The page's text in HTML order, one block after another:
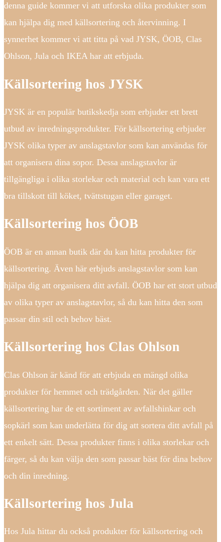
denna guide kommer vi att utforska olika produkter som
kan hjälpa dig med källsortering och återvinning. I
synnerhet kommer vi att titta på vad JYSK, ÖOB, Clas
Ohlson, Jula och IKEA har att erbjuda.
Källsortering hos JYSK
JYSK är en populär butikskedja som erbjuder ett brett
utbud av inredningsprodukter. För källsortering erbjuder
JYSK olika typer av anslagstavlor som kan användas för
att organisera dina sopor. Dessa anslagstavlor är
tillgängliga i olika storlekar och material och kan vara ett
bra tillskott till köket, tvättstugan eller garaget.
Källsortering hos ÖOB
ÖOB är en annan butik där du kan hitta produkter för
källsortering. Även här erbjuds anslagstavlor som kan
hjälpa dig att organisera ditt avfall. ÖOB har ett stort utbud
av olika typer av anslagstavlor, så du kan hitta den som
passar din stil och behov bäst.
Källsortering hos Clas Ohlson
Clas Ohlson är känd för att erbjuda en mängd olika
produkter för hemmet och trädgården. När det gäller
källsortering har de ett sortiment av avfallshinkar och
sopkärl som kan underlätta för dig att sortera ditt avfall på
ett enkelt sätt. Dessa produkter finns i olika storlekar och
färger, så du kan välja den som passar bäst för dina behov
och din inredning.
Källsortering hos Jula
Hos Jula hittar du också produkter för källsortering och